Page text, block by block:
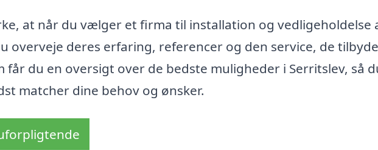
at når du vælger et firma til installation og vedligeholdelse
overveje deres erfaring, referencer og den service, de
får du en oversigt over de bedste muligheder i Serritslev, så
matcher dine behov og ønsker.